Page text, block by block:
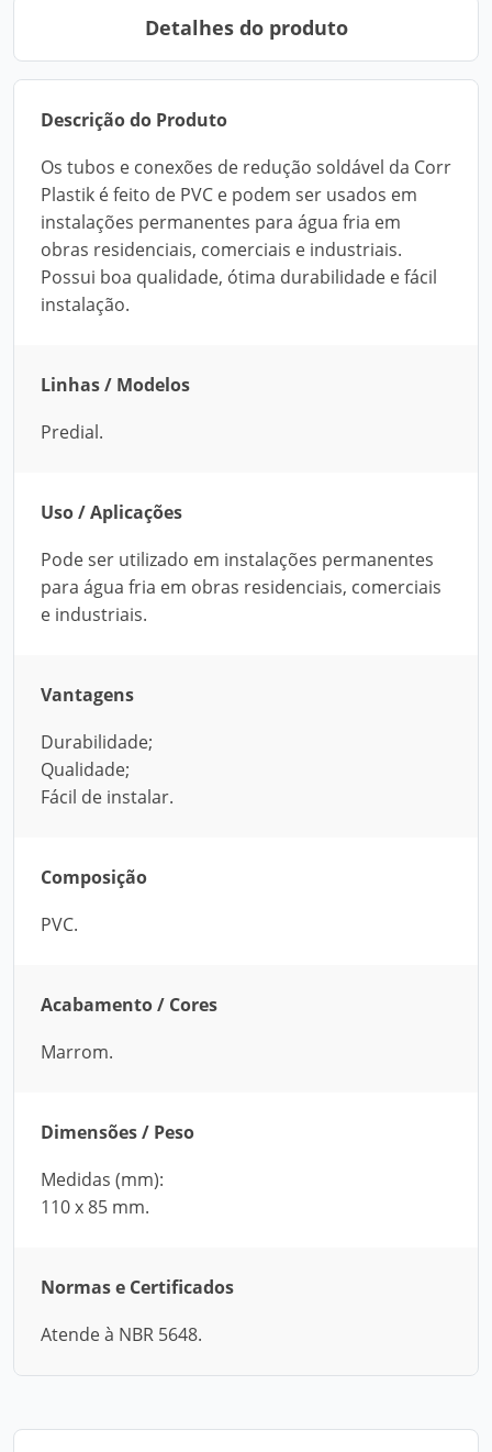
Detalhes do produto
Descrição do Produto
Os tubos e conexões de redução soldável da Corr
Plastik é feito de PVC e podem ser usados em
instalações permanentes para água fria em
obras residenciais, comerciais e industriais.
Possui boa qualidade, ótima durabilidade e fácil
instalação.
Linhas / Modelos
Predial.
Uso / Aplicações
Pode ser utilizado em instalações permanentes
para água fria em obras residenciais, comerciais
e industriais.
Vantagens
Durabilidade;
Qualidade;
Fácil de instalar.
Composição
PVC.
Acabamento / Cores
Marrom.
Dimensões / Peso
Medidas (mm):
110 x 85 mm.
Normas e Certificados
Atende à NBR 5648.